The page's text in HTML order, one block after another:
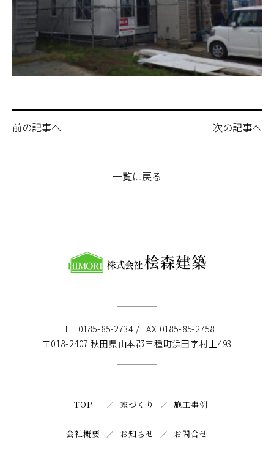
前の記事へ
一覧に戻る
次の記事へ
TEL 0185-85-2734 / FAX 0185-85-2758
〒018-2407 秋田県山本郡三種町浜田字村上493
TOP 家づくり 施工事例
会社概要 お知らせ お問合せ